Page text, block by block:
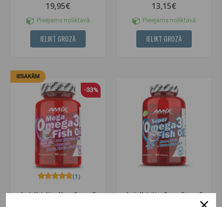
19,95€
Pieejams noliktavā
IELIKT GROZĀ
13,15€
Pieejams noliktavā
IELIKT GROZĀ
IESAKĀM
-33%
Amix Nutrition Mega Omega3
(1)
Amix Nutrition Super Omega3